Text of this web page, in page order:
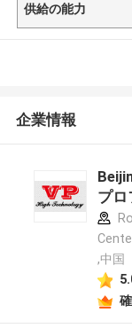
供給の能力
企業情報
プロ
,中国